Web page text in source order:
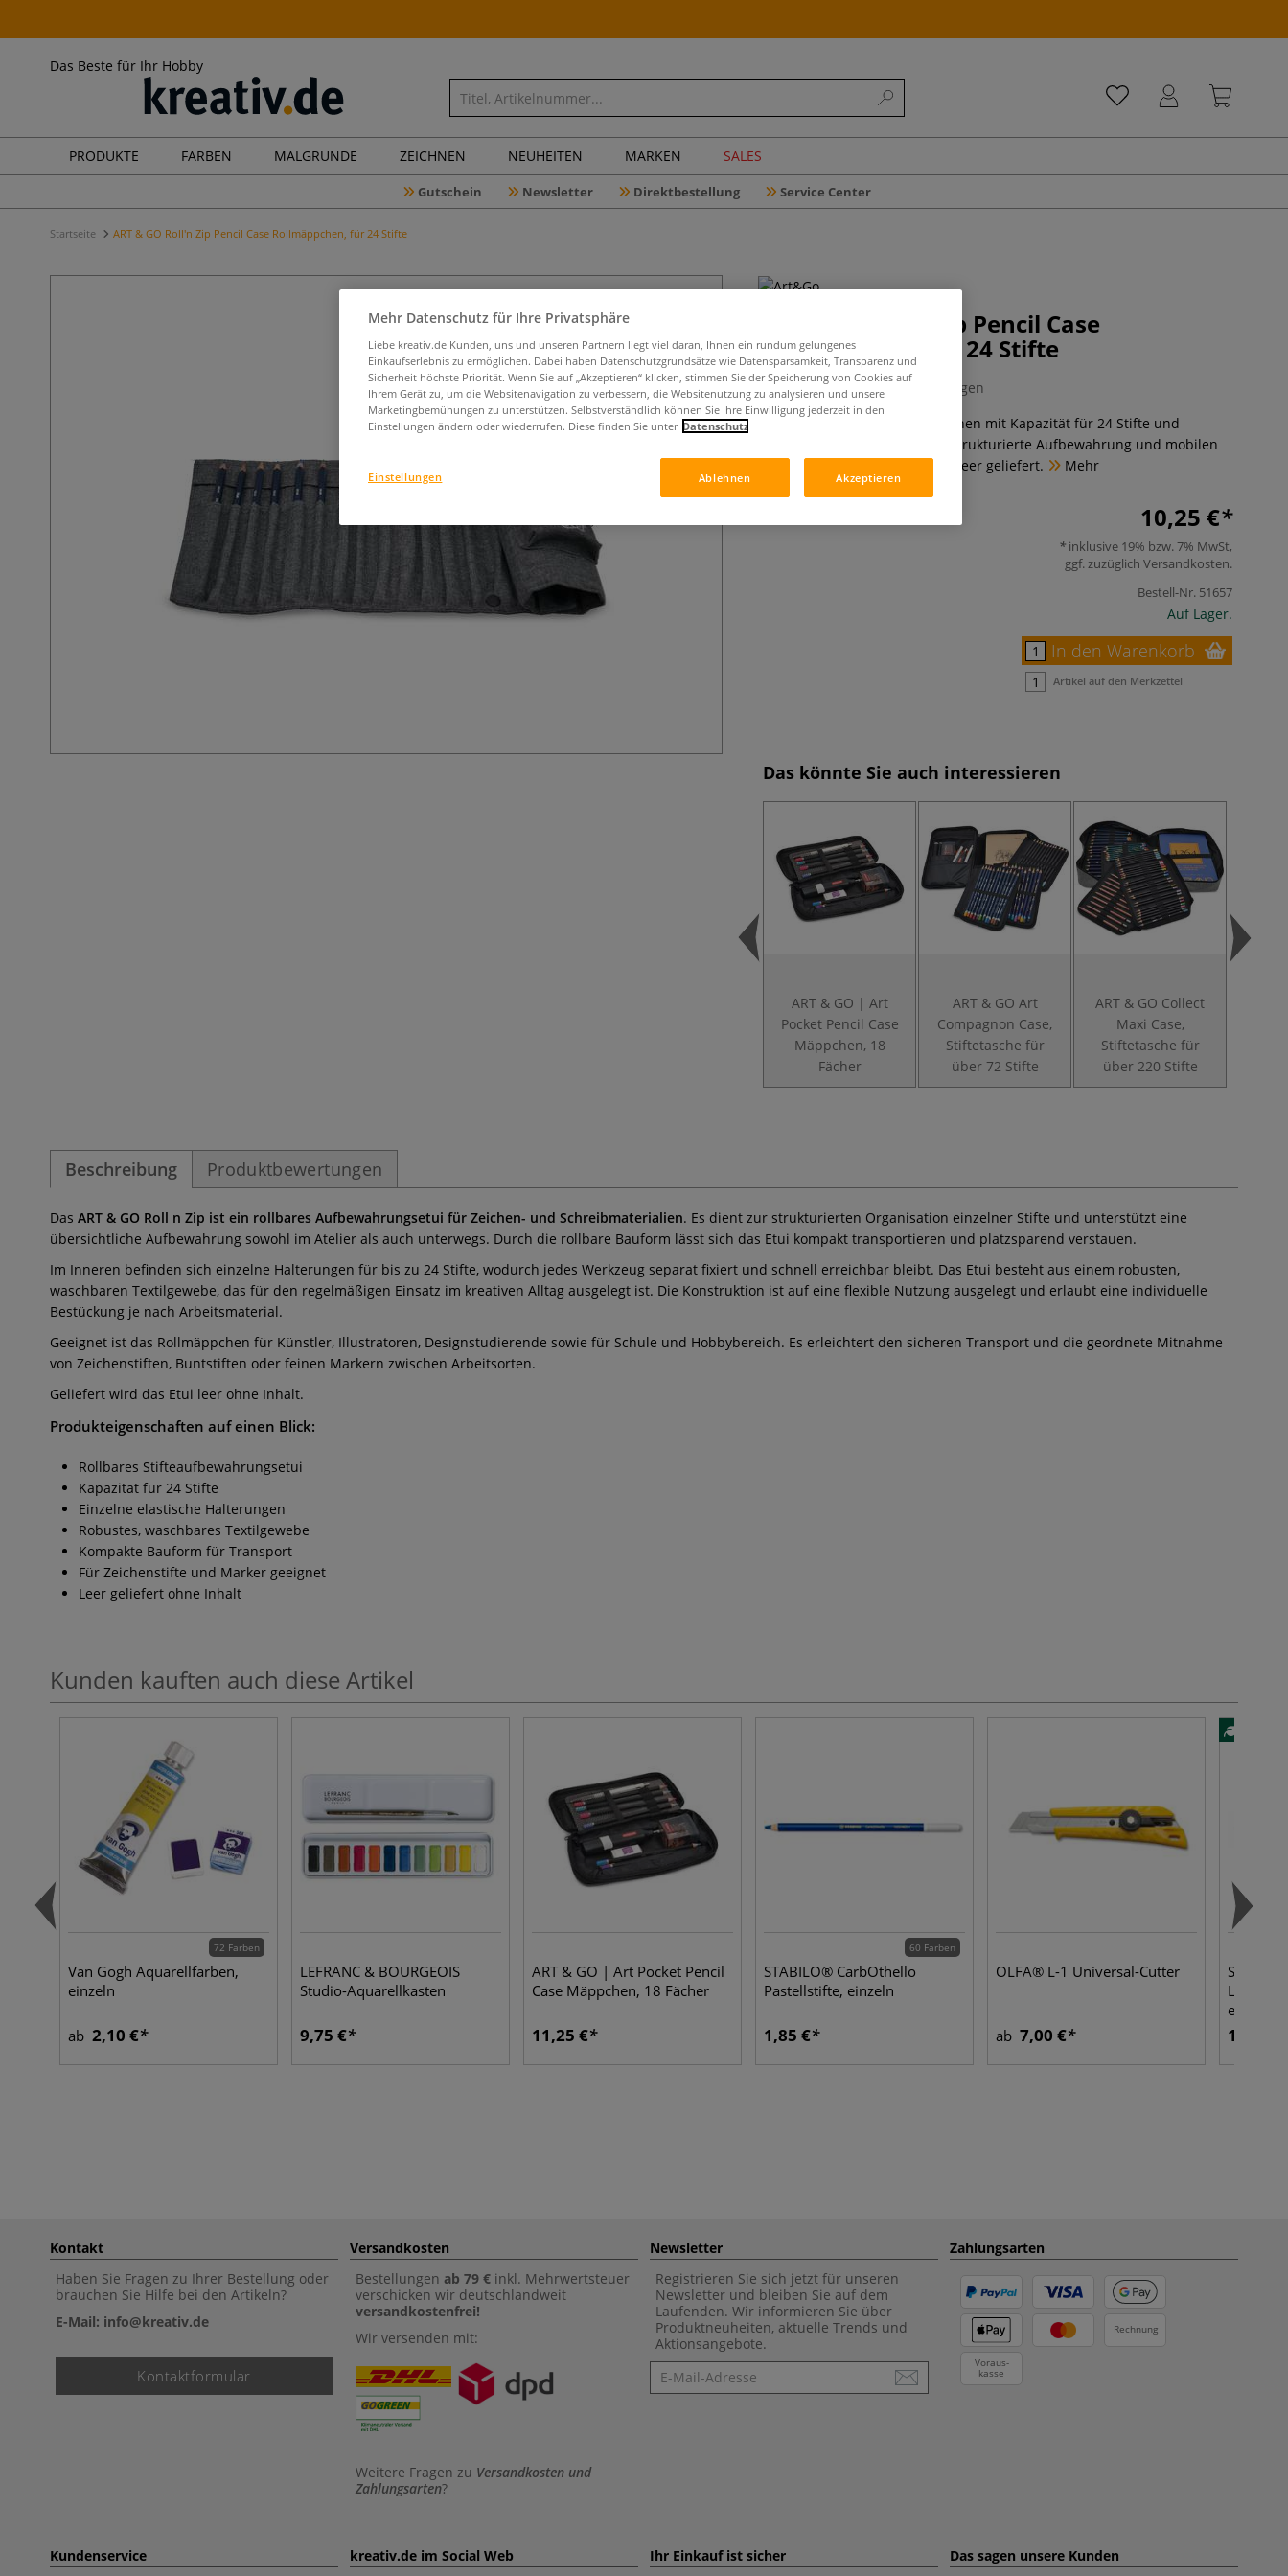
Das Beste für Ihr Hobby
PRODUKTE FARBEN MALGRÜNDE ZEICHNEN NEUHEITEN MARKEN SALES
Gutschein Newsletter Direktbestellung Service Center
Startseite ART & GO Roll'n Zip Pencil Case Rollmäppchen, für 24 Stifte
ART & GO Roll'n Zip Pencil Case
Rollmäppchen, für 24 Stifte
0 Bewertungen
Rollbares ART & GO Stiftemäppchen mit Kapazität für 24 Stifte und
robuster Textilausführung. Für strukturierte Aufbewahrung und mobilen
Transport von Zeichenmaterial. Leer geliefert.
Mehr
10,25 €
inklusive 19% bzw. 7% MwSt,
ggf. zuzüglich Versandkosten.
Bestell-Nr. 51657
Auf Lager.
In den Warenkorb
Artikel auf den Merkzettel
Das könnte Sie auch interessieren
ART & GO | Art
Pocket Pencil Case
Mäppchen, 18
Fächer
ART & GO Art
Compagnon Case,
Stiftetasche für
über 72 Stifte
ART & GO Collect
Maxi Case,
Stiftetasche für
über 220 Stifte
Beschreibung Produktbewertungen
Das ART & GO Roll n Zip ist ein rollbares Aufbewahrungsetui für Zeichen- und Schreibmaterialien. Es dient zur strukturierten Organisation einzelner Stifte und unterstützt eine
übersichtliche Aufbewahrung sowohl im Atelier als auch unterwegs. Durch die rollbare Bauform lässt sich das Etui kompakt transportieren und platzsparend verstauen.
Im Inneren befinden sich einzelne Halterungen für bis zu 24 Stifte, wodurch jedes Werkzeug separat fixiert und schnell erreichbar bleibt. Das Etui besteht aus einem robusten,
waschbaren Textilgewebe, das für den regelmäßigen Einsatz im kreativen Alltag ausgelegt ist. Die Konstruktion ist auf eine flexible Nutzung ausgelegt und erlaubt eine individuelle
Bestückung je nach Arbeitsmaterial.
Geeignet ist das Rollmäppchen für Künstler, Illustratoren, Designstudierende sowie für Schule und Hobbybereich. Es erleichtert den sicheren Transport und die geordnete Mitnahme
von Zeichenstiften, Buntstiften oder feinen Markern zwischen Arbeitsorten.
Geliefert wird das Etui leer ohne Inhalt.
Produkteigenschaften auf einen Blick:
Rollbares Stifteaufbewahrungsetui
Kapazität für 24 Stifte
Einzelne elastische Halterungen
Robustes, waschbares Textilgewebe
Kompakte Bauform für Transport
Für Zeichenstifte und Marker geeignet
Leer geliefert ohne Inhalt
Kunden kauften auch diese Artikel
72 Farben
Van Gogh Aquarellfarben,
einzeln
ab 2,10 €
LEFRANC & BOURGEOIS
Studio-Aquarellkasten
9,75 €
ART & GO | Art Pocket Pencil
Case Mäppchen, 18 Fächer
11,25 €
60 Farben
STABILO® CarbOthello
Pastellstifte, einzeln
1,85 €
OLFA® L-1 Universal-Cutter
ab 7,00 €
einzeln
1,25 €
Kontakt
Haben Sie Fragen zu Ihrer Bestellung oder
brauchen Sie Hilfe bei den Artikeln?
E-Mail: info@kreativ.de
Kontaktformular
Versandkosten
Bestellungen ab 79 € inkl. Mehrwertsteuer
verschicken wir deutschlandweit
versandkostenfrei!
Wir versenden mit:
Weitere Fragen zu Versandkosten und
Zahlungsarten?
Newsletter
Registrieren Sie sich jetzt für unseren
Newsletter und bleiben Sie auf dem
Laufenden. Wir informieren Sie über
Produktneuheiten, aktuelle Trends und
Aktionsangebote.
Newsletter
Zahlungsarten
Rechnung
Voraus-
kasse
Kundenservice kreativ.de im Social Web Ihr Einkauf ist sicher Das sagen unsere Kunden
Mehr Datenschutz für Ihre Privatsphäre
Liebe kreativ.de Kunden, uns und unseren Partnern liegt viel daran, Ihnen ein rundum gelungenes
Einkaufserlebnis zu ermöglichen. Dabei haben Datenschutzgrundsätze wie Datensparsamkeit, Transparenz und
Sicherheit höchste Priorität. Wenn Sie auf „Akzeptieren“ klicken, stimmen Sie der Speicherung von Cookies auf
Ihrem Gerät zu, um die Websitenavigation zu verbessern, die Websitenutzung zu analysieren und unsere
Marketingbemühungen zu unterstützen. Selbstverständlich können Sie Ihre Einwilligung jederzeit in den
Einstellungen ändern oder wiederrufen. Diese finden Sie unter Datenschutz
Ablehnen Akzeptieren
Einstellungen